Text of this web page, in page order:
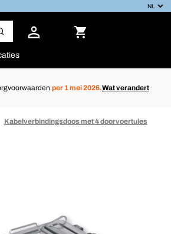
per 1 mei 2026.Wat verandert
Kabelverbindingsdoos met 4 doorvoertules